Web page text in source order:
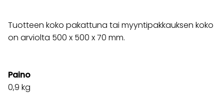
Tuotteen koko pakattuna tai myyntipakkauksen koko
on arviolta 500 x 500 x 70 mm.
Paino
0,9 kg